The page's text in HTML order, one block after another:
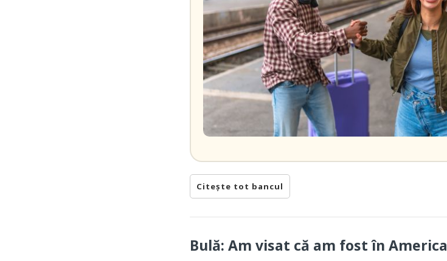
Citește tot bancul
Bulă: Am visat că am fost în America